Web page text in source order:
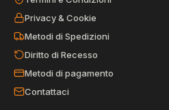
Privacy & Cookie
Metodi di Spedizioni
Diritto di Recesso
Metodi di pagamento
Contattaci